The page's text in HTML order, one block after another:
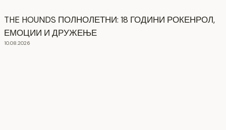
THE HOUNDS ПОЛНОЛЕТНИ: 18 ГОДИНИ РОКЕНРОЛ,
ЕМОЦИИ И ДРУЖЕЊЕ
10.08.2026